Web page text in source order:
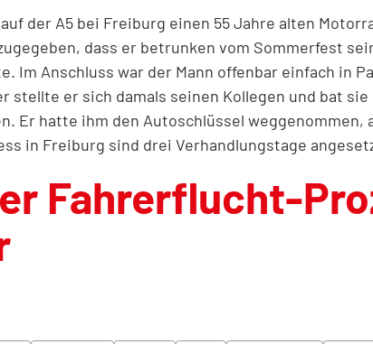
der A5 bei Freiburg einen 55 Jahre alten
dass er betrunken vom Sommerfest
Im Anschluss war der Mann offenbar einfach in
er sich damals seinen Kollegen und bat
Er hatte ihm den Autoschlüssel
in Freiburg sind drei Verhandlungstage
Fahrerflucht-